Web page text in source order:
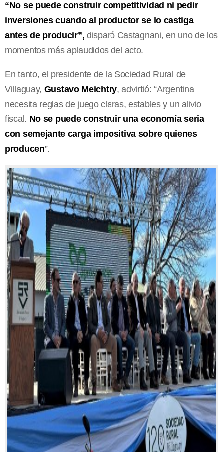
“No se puede construir competitividad ni pedir
inversiones cuando al productor se lo castiga
antes de producir”, disparó Castagnani, en uno de los
momentos más aplaudidos del acto.
En tanto, el presidente de la Sociedad Rural de
Villaguay, Gustavo Meichtry, advirtió: “Argentina
necesita reglas de juego claras, estables y un alivio
fiscal. No se puede construir una economía seria
con semejante carga impositiva sobre quienes
producen”.